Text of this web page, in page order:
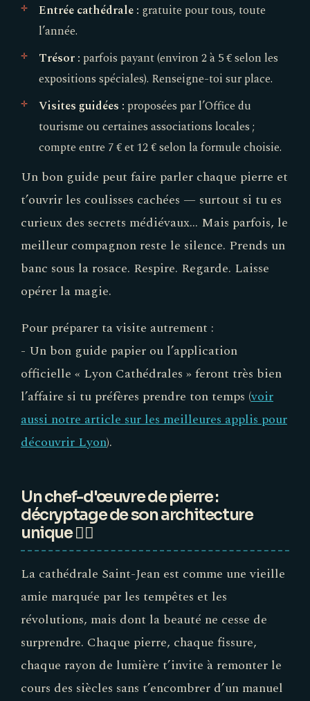
Entrée cathédrale : gratuite pour tous, toute
l’année.
Trésor : parfois payant (environ 2 à 5 € selon les
expositions spéciales). Renseigne-toi sur place.
Visites guidées : proposées par l’Office du
tourisme ou certaines associations locales ;
compte entre 7 € et 12 € selon la formule choisie.
Un bon guide peut faire parler chaque pierre et
t’ouvrir les coulisses cachées — surtout si tu es
curieux des secrets médiévaux… Mais parfois, le
meilleur compagnon reste le silence. Prends un
banc sous la rosace. Respire. Regarde. Laisse
opérer la magie.
Pour préparer ta visite autrement :
- Un bon guide papier ou l’application
officielle « Lyon Cathédrales » feront très bien
l’affaire si tu préfères prendre ton temps (voir
aussi notre article sur les meilleures applis pour
découvrir Lyon).
Un chef-d'œuvre de pierre :
décryptage de son architecture
unique 🕵️‍♂️
La cathédrale Saint-Jean est comme une vieille
amie marquée par les tempêtes et les
révolutions, mais dont la beauté ne cesse de
surprendre. Chaque pierre, chaque fissure,
chaque rayon de lumière t’invite à remonter le
cours des siècles sans t’encombrer d’un manuel